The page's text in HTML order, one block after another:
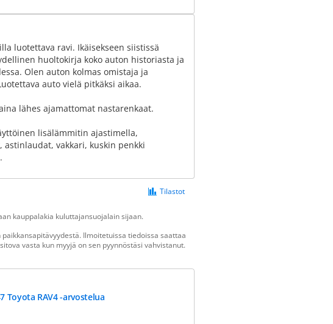
luotettava ravi. Ikäisekseen siistissä
huoltokirja koko auton historiasta ja
Olen auton kolmas omistaja ja
auto vielä pitkäksi aikaa.
lähes ajamattomat nastarenkaat.
lisälämmitin ajastimella,
vakkari, kuskin penkki
Tilastot
kauppalakia kuluttajansuojalain sijaan.
Ilmoitetuissa tiedoissa saattaa
vasta kun myyjä on sen pyynnöstäsi vahvistanut.
Toyota RAV4 -arvostelua